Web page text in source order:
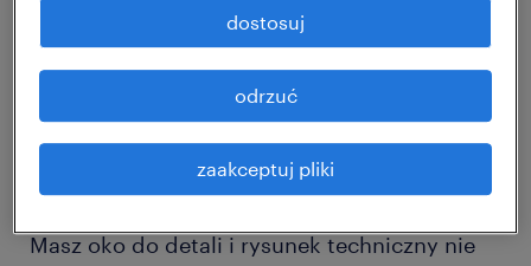
Kontroler Jakości z umiejętnością
Lokalizacja: Kostrzyn nad Odrą
System pracy: 2 zmiany
(poniedziałek – piątek)
Masz oko do detali i rysunek techniczny nie
zaakceptuj pliki
odrzuć
dostosuj